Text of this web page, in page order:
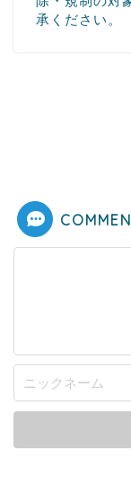
承ください。